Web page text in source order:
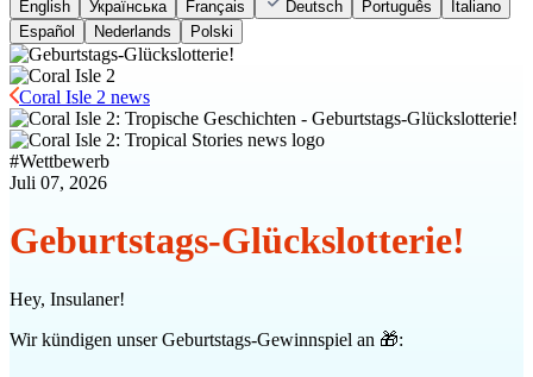
English
Українська Français Deutsch Português
Italiano
Español
Nederlands Polski
Coral Isle 2 news
#Wettbewerb
Juli 07, 2026
Geburtstags-Glückslotterie!
Hey, Insulaner!
Wir kündigen unser Geburtstags-Gewinnspiel an 🎁: